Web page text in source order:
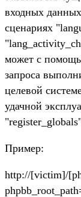
входных
сценариях
может с
запроса
целевой
удачной
Пример:
http://[victim]/